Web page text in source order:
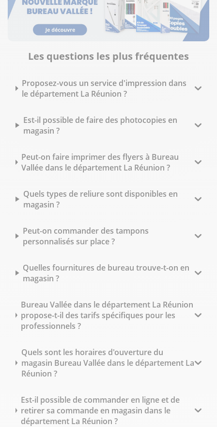
Les questions les plus fréquentes
Proposez-vous un service d'impression dans
le département La Réunion ?
Est-il possible de faire des photocopies en
magasin ?
Peut-on faire imprimer des flyers à Bureau
Vallée dans le département La Réunion ?
Quels types de reliure sont disponibles en
magasin ?
Peut-on commander des tampons
personnalisés sur place ?
Quelles fournitures de bureau trouve-t-on en
magasin ?
Bureau Vallée dans le département La Réunion
propose-t-il des tarifs spécifiques pour les
professionnels ?
Quels sont les horaires d'ouverture du
magasin Bureau Vallée dans le département La
Réunion ?
Est-il possible de commander en ligne et de
retirer sa commande en magasin dans le
département La Réunion ?